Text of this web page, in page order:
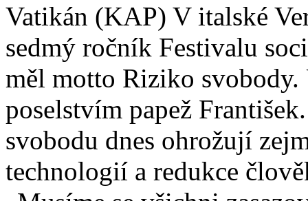
Vatikán (KAP) V italské
sedmý ročník Festivalu
měl motto Riziko svobody.
poselstvím papež
svobodu dnes ohrožují
technologií a redukce